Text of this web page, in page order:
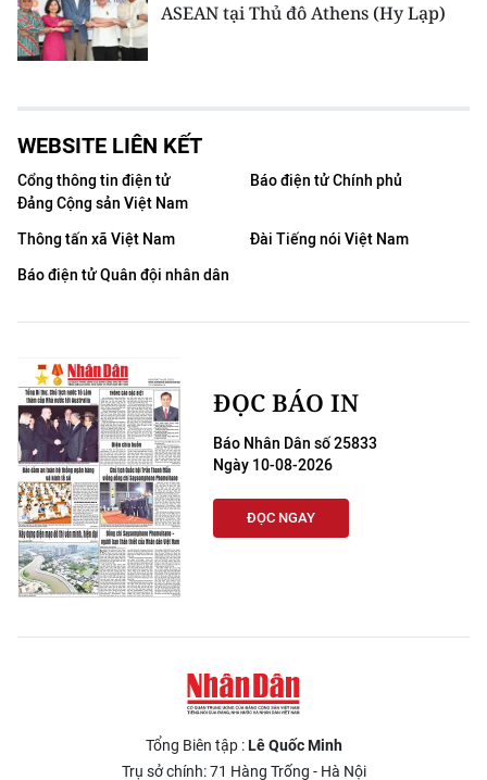
ASEAN tại Thủ đô Athens (Hy Lạp)
WEBSITE LIÊN KẾT
Cổng thông tin điện tử
Đảng Cộng sản Việt Nam
Báo điện tử Chính phủ
Thông tấn xã Việt Nam
Đài Tiếng nói Việt Nam
Báo điện tử Quân đội nhân dân
ĐỌC BÁO IN
Báo Nhân Dân số 25833
Ngày 10-08-2026
ĐỌC NGAY
Tổng Biên tập :Lê Quốc Minh
Trụ sở chính: 71 Hàng Trống - Hà Nội